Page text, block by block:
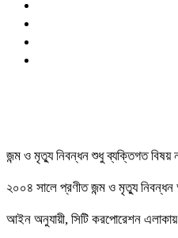
জন্ম ও মৃত্যু নিবন্ধন শুধু ব্যক্তিগত বিষয়
২০০৪ সালে প্রণীত জন্ম ও মৃত্যু
আইন অনুযায়ী, সিটি করপোরেশন এলাকায়